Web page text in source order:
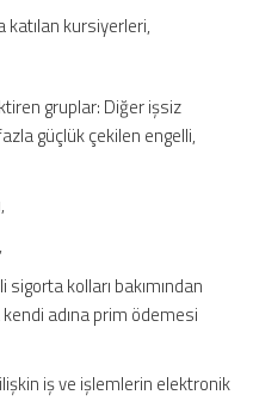
katılan kursiyerleri,
gruplar: Diğer işsiz
güçlük çekilen engelli,
kolları bakımından
adına prim ödemesi
iş ve işlemlerin elektronik